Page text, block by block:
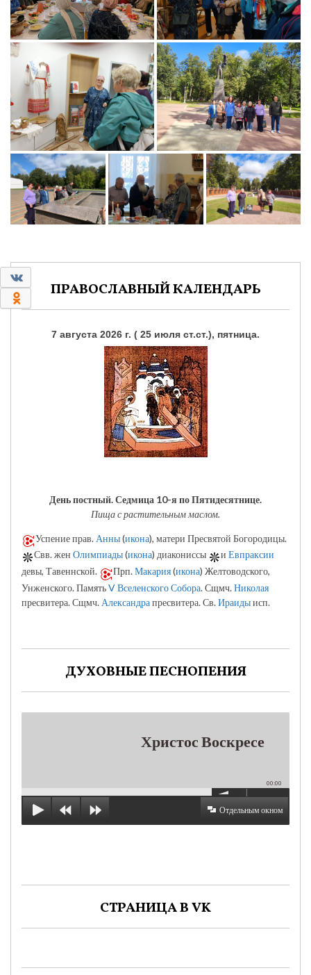
0ПРАВОСЛАВНЫЙ КАЛЕНДАРЬ
7 августа 2026 г. ( 25 июля ст.ст.), пятница.
День постный.Седмица 10-я по Пятидесятнице.
Пища с растительным маслом.
Успение прав. Анны(икона), матери Пресвятой Богородицы.
Свв. жен Олимпиады(икона) диакониссы и Евпраксии
девы, Тавеннской.
Прп.Макария(икона) Желтоводского,
Унженского. ПамятьV Вселенского Собора. Сщмч.Николая
пресвитера. Сщмч. Александрапресвитера. Св.Ираидыисп.
ДУХОВНЫЕ ПЕСНОПЕНИЯ
Христос Воскресе
00:00
Отдельным окном
СТРАНИЦА В VK